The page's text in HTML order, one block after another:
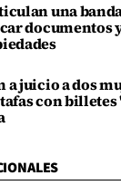
una
documentos
a juicio a dos
con